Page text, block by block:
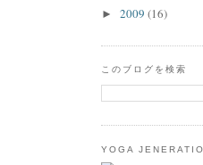
► 2009 (16)
このブログを検索
YOGA